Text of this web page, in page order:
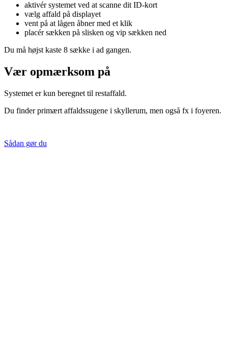
aktivér systemet ved at scanne dit ID-kort
vælg affald på displayet
vent på at lågen åbner med et klik
placér sækken på slisken og vip sækken ned
Du må højst kaste 8 sække i ad gangen.
Vær opmærksom på
Systemet er kun beregnet til restaffald.
Du finder primært affaldssugene i skyllerum, men også fx i foyeren.
Sådan gør du